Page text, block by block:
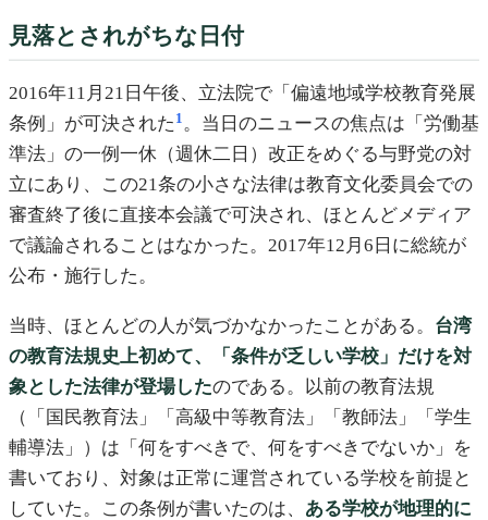
見落とされがちな日付
2016年11月21日午後、立法院で「偏遠地域学校教育発展
条例」が可決された 1 。当日のニュースの焦点は「労働基
準法」の一例一休（週休二日）改正をめぐる与野党の対
立にあり、この21条の小さな法律は教育文化委員会での
審査終了後に直接本会議で可決され、ほとんどメディア
で議論されることはなかった。2017年12月6日に総統が
公布・施行した。
当時、ほとんどの人が気づかなかったことがある。 台湾
の教育法規史上初めて、「条件が乏しい学校」だけを対
象とした法律が登場したのである。以前の教育法規
（「国民教育法」「高級中等教育法」「教師法」「学生
輔導法」）は「何をすべきで、何をすべきでないか」を
書いており、対象は正常に運営されている学校を前提と
していた。この条例が書いたのは、 ある学校が地理的に